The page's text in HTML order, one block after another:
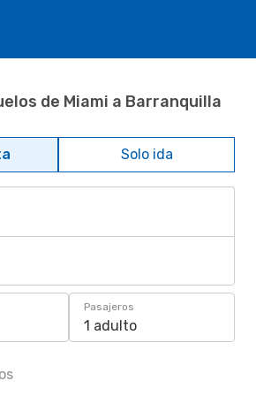
de Miami a Barranquilla
Solo ida
Pasajeros
1 adulto